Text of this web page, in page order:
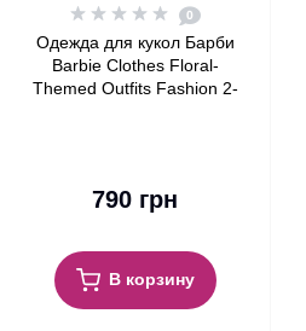
0
Одежда для кукол Барби
Barbie Clothes Floral-
Themed Outfits Fashion 2-
790 грн
В корзину